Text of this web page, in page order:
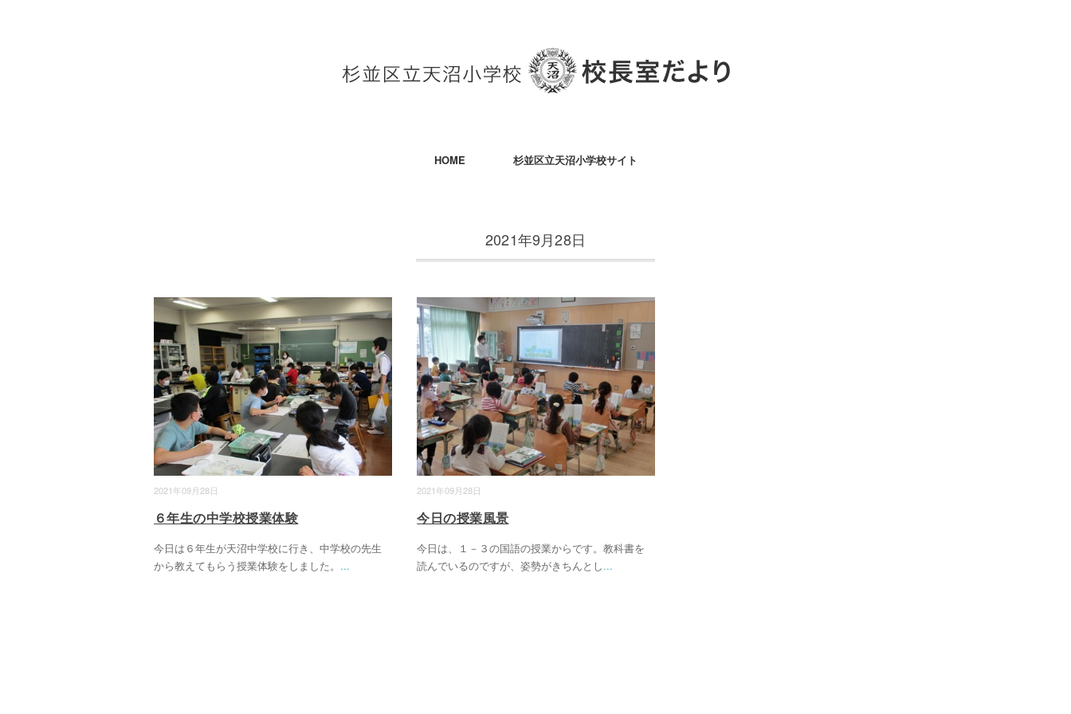
HOME 杉並区立天沼小学校サイト
2021年9月28日
2021年09月28日
６年生の中学校授業体験
今日は６年生が天沼中学校に行き、中学校の先生
から教えてもらう授業体験をしました。 ...
2021年09月28日
今日の授業風景
今日は、１－３の国語の授業からです。教科書を
読んでいるのですが、姿勢がきちんとし...